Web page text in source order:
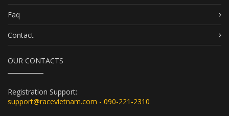
Faq
Contact
OUR CONTACTS
Registration Support:
support@racevietnam.com - 090-221-2310